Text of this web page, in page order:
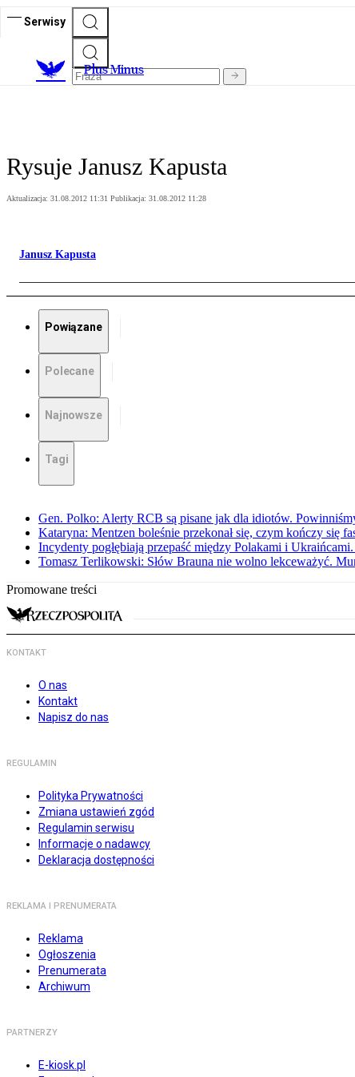
Serwisy
Plus Minus
Rysuje Janusz Kapusta
Aktualizacja: 31.08.2012 11:31 Publikacja: 31.08.2012 11:28
Janusz Kapusta
Powiązane
Polecane
Najnowsze
Tagi
Gen. Polko: Alerty RCB są pisane jak dla idiotów.
Kataryna: Mentzen boleśnie przekonał się, czym kończy się
Incydenty pogłębiają przepaść między Polakami i
Tomasz Terlikowski: Słów Brauna nie wolno lekceważyć.
Promowane treści
KONTAKT
O nas
Kontakt
Napisz do nas
REGULAMIN
Polityka Prywatności
Zmiana ustawień zgód
Regulamin serwisu
Informacje o nadawcy
Deklaracja dostępności
REKLAMA I PRENUMERATA
Reklama
Ogłoszenia
Prenumerata
Archiwum
PARTNERZY
E-kiosk.pl